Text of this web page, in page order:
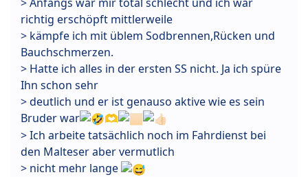
richtig erschöpft mittlerweile
> kämpfe ich mit üblem Sodbrennen,Rücken und
Bauchschmerzen.
> Hatte ich alles in der ersten SS nicht. Ja ich spüre
Ihn schon sehr
> deutlich und er ist genauso aktive wie es sein
Bruder war
🫶
> Ich arbeite tatsächlich noch im Fahrdienst bei
den Malteser aber vermutlich
> nicht mehr lange